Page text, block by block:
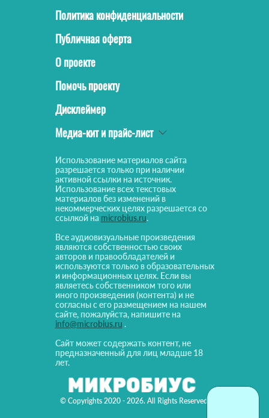
© Copyrights 2020 - 2026. All Rights Reserved!
Политика конфиденциальности
Публичная оферта
О проекте
Помочь проекту
Дисклеймер
Медиа-кит и прайс-лист
Использование материалов сайта
разрешается только при наличии
активной ссылки на источник.
Использование всех текстовых
материалов без изменений в
некоммерческих целях разрешается со
ссылкой на microbius.ru.
Все аудиовизуальные произведения
являются собственностью своих
авторов и правообладателей и
используются только в образовательных
и информационных целях. Если вы
являетесь собственником того или
иного произведения (контента) и не
согласны с его размещением на нашем
сайте, пожалуйста, напишите на
info@microbius.ru .
Сайт может содержать контент, не
предназначенный для лиц младше 18
лет.